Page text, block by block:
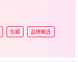
包邮 品牌精选